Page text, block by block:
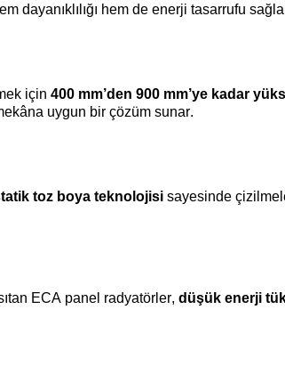
dayanıklılığı hem de enerji tasarrufu
için 400 mm’den 900 mm’ye kadar
uygun bir çözüm sunar.
toz boya teknolojisi sayesinde
ECA panel radyatörler, düşük enerji